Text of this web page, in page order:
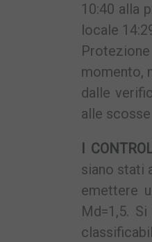
10:40 alla
locale
momento,
dalle
alle
I
siano stati
emettere
Md=1,5.